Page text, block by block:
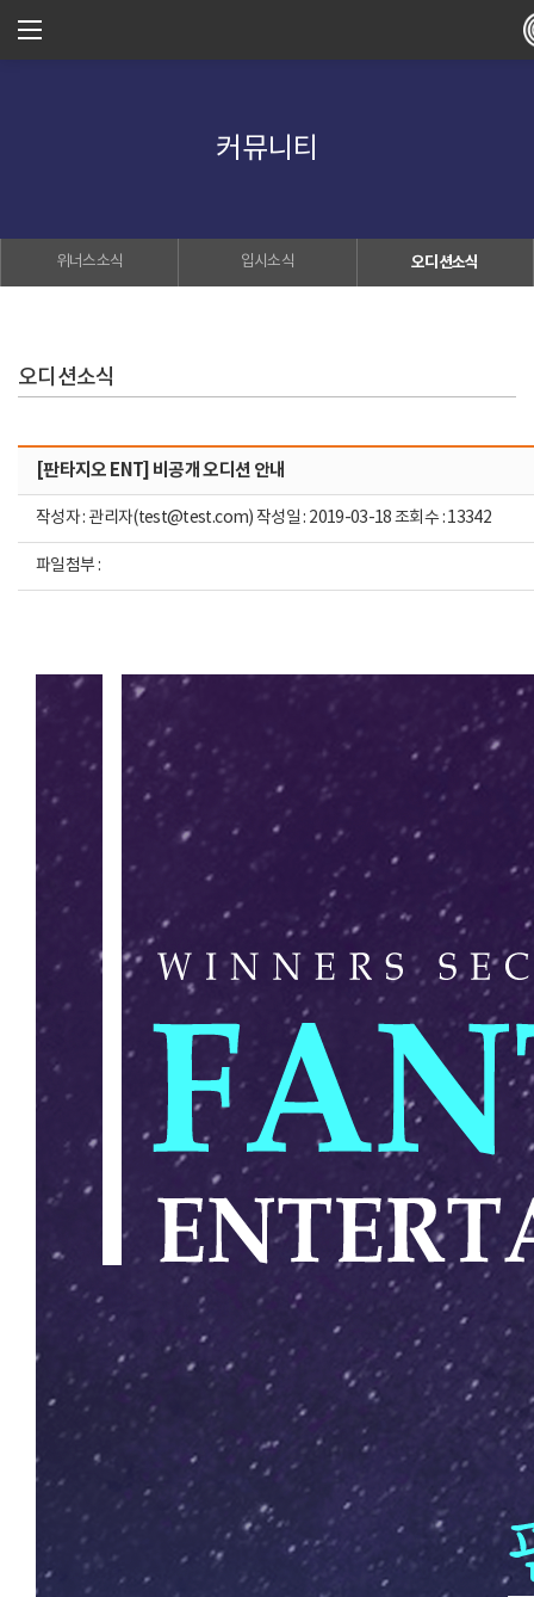
커뮤니티
위너스소식 입시소식 오디션소식
오디션소식
[판타지오 ENT] 비공개 오디션 안내
작성자 : 관리자(test@test.com) 작성일 : 2019-03-18 조회수 : 13342
파일첨부 :